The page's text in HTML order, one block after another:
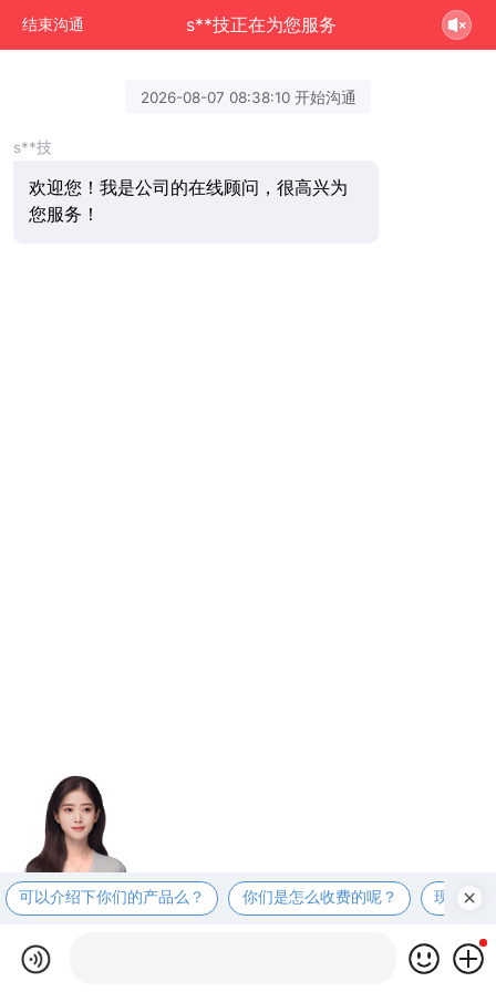
结束沟通 s**技正在为您服务
2026-08-07 08:38:10 开始沟通
s**技
欢迎您！我是公司的在线顾问，很高兴为
您服务！
可以介绍下你们的产品么？ 你们是怎么收费的呢？ 现在有